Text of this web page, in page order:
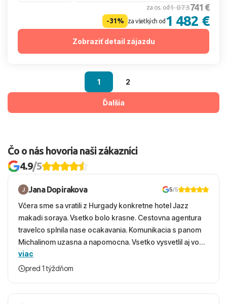
za os. od1 073741 €
-31% za všetkých od 1 482 €
Zobraziť detail zájazdu
1 2
Ďalšia
Čo o nás hovoria naši zákazníci
4.9/5
Jana Dopirakova 5/5
Včera sme sa vratili z Hurgady konkretne hotel Jazz
makadi soraya. Vsetko bolo krasne. Cestovna agentura
travelco splnila nase ocakavania. Komunikacia s panom
Michalinom uzasna a napomocna. Vsetko vysvetlil aj vo
vecernych hodinach zaco sa ospravedlnujem. Hotel
krasny, cisty. Sluzby top. Strava, prostredie, more,
viac
pred 1 týždňom